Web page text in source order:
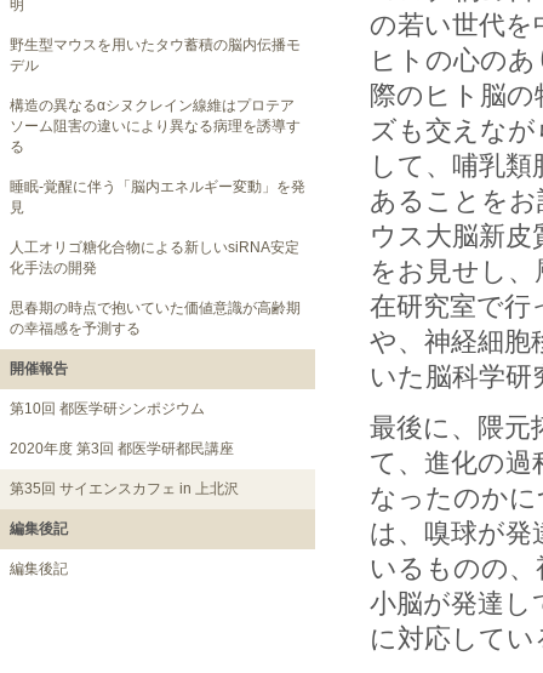
明
野生型マウスを用いたタウ蓄積の脳内伝播モ
デル
構造の異なるαシヌクレイン線維はプロテア
ソーム阻害の違いにより異なる病理を誘導す
る
睡眠-覚醒に伴う「脳内エネルギー変動」を発
見
人工オリゴ糖化合物による新しいsiRNA安定
化手法の開発
思春期の時点で抱いていた価値意識が高齢期
の幸福感を予測する
開催報告
第10回 都医学研シンポジウム
2020年度 第3回 都医学研都民講座
第35回 サイエンスカフェ in 上北沢
編集後記
編集後記
の若い世代
ヒトの心の
際のヒト脳
ズも交えな
して、哺乳
あることを
ウス大脳新皮
をお見せし
在研究室で行
や、神経細胞
いた脳科学
最後に、隈元
て、進化の
なったのか
は、嗅球が発
いるものの
小脳が発達し
に対応して